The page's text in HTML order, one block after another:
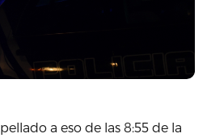
a eso de las 8:55 de la